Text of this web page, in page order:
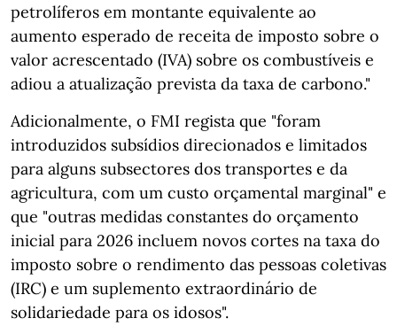
petrolíferos em montante equivalente ao
aumento esperado de receita de imposto sobre o
valor acrescentado (IVA) sobre os combustíveis e
adiou a atualização prevista da taxa de carbono."
Adicionalmente, o FMI regista que "foram
introduzidos subsídios direcionados e limitados
para alguns subsectores dos transportes e da
agricultura, com um custo orçamental marginal" e
que "outras medidas constantes do orçamento
inicial para 2026 incluem novos cortes na taxa do
imposto sobre o rendimento das pessoas coletivas
(IRC) e um suplemento extraordinário de
solidariedade para os idosos".